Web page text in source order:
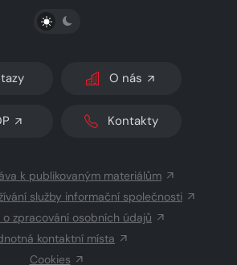
PŘEPNOUT SVĚTLÝ/TMAVÝ REŽIM
O nás
Kontakty
k publikovaným materiálům
služby informační společnosti
o zpracování osobních údajů
kontaktní místa
Cookies